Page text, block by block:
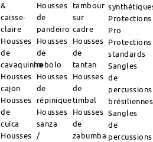
&
caisse-
claire
Housses
de
cavaquinho
Housses
cajon
Housses
de
cuica
Housses
Housses
de
pandeiro
Housses
de
rebolo
Housses
de
répinique
Housses
sanza
/
tambour
sur
cadre
Housses
de
tantan
Housses
de
timbal
Housses
de
zabumba
Protections
Pro
Protections
standards
Sangles
de
percussions
brésiliennes
Sangles
de
percussions